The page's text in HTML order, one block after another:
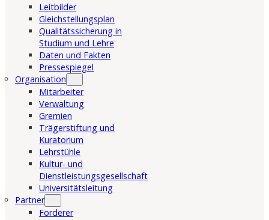
Leitbilder
Gleichstellungsplan
Qualitätssicherung in
Studium und Lehre
Daten und Fakten
Pressespiegel
Organisation
Mitarbeiter
Verwaltung
Gremien
Trägerstiftung und
Kuratorium
Lehrstühle
Kultur- und
Dienstleistungsgesellschaft
Universitätsleitung
Partner
Förderer